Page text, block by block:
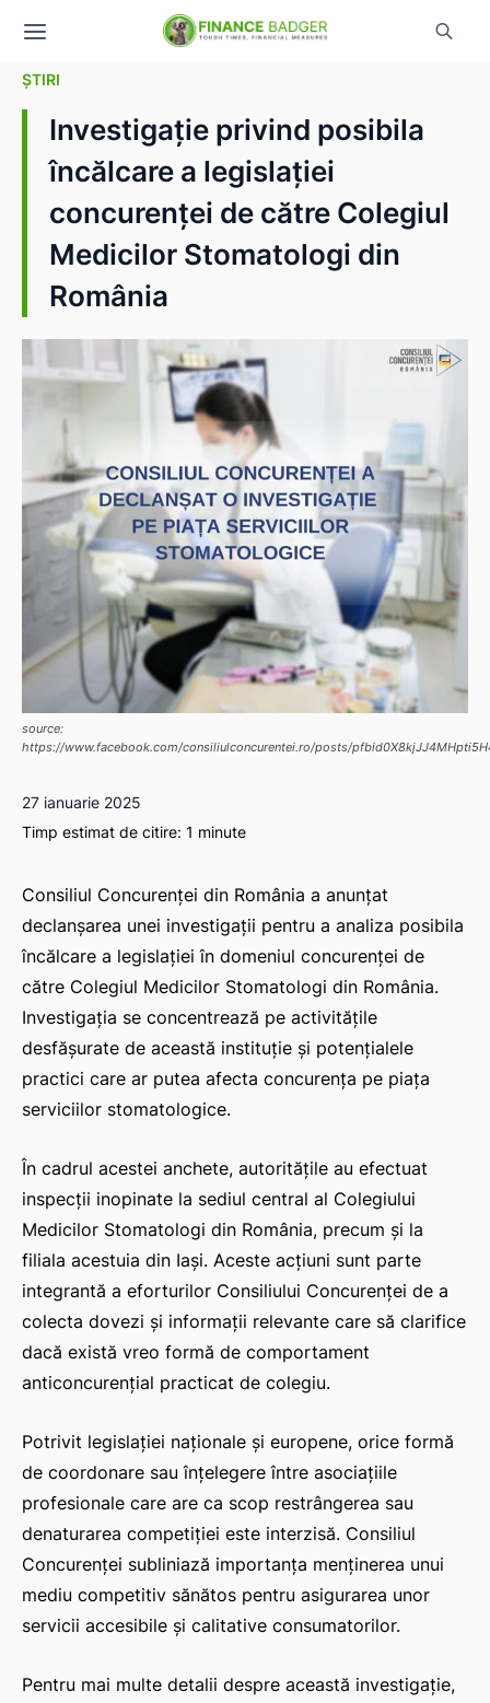
ȘTIRI
Investigație privind posibila
încălcare a legislației
concurenței de către Colegiul
Medicilor Stomatologi din
România
source:
https://www.facebook.com/consiliulconcurentei.ro/posts/
27 ianuarie 2025
Timp estimat de citire: 1 minute
Consiliul Concurenței din România a anunțat
declanșarea unei investigații pentru a analiza posibila
încălcare a legislației în domeniul concurenței de
către Colegiul Medicilor Stomatologi din România.
Investigația se concentrează pe activitățile
desfășurate de această instituție și potențialele
practici care ar putea afecta concurența pe piața
serviciilor stomatologice.
În cadrul acestei anchete, autoritățile au efectuat
inspecții inopinate la sediul central al Colegiului
Medicilor Stomatologi din România, precum și la
filiala acestuia din Iași. Aceste acțiuni sunt parte
integrantă a eforturilor Consiliului Concurenței de a
colecta dovezi și informații relevante care să clarifice
dacă există vreo formă de comportament
anticoncurențial practicat de colegiu.
Potrivit legislației naționale și europene, orice formă
de coordonare sau înțelegere între asociațiile
profesionale care are ca scop restrângerea sau
denaturarea competiției este interzisă. Consiliul
Concurenței subliniază importanța menținerea unui
mediu competitiv sănătos pentru asigurarea unor
servicii accesibile și calitative consumatorilor.
Pentru mai multe detalii despre această investigație,